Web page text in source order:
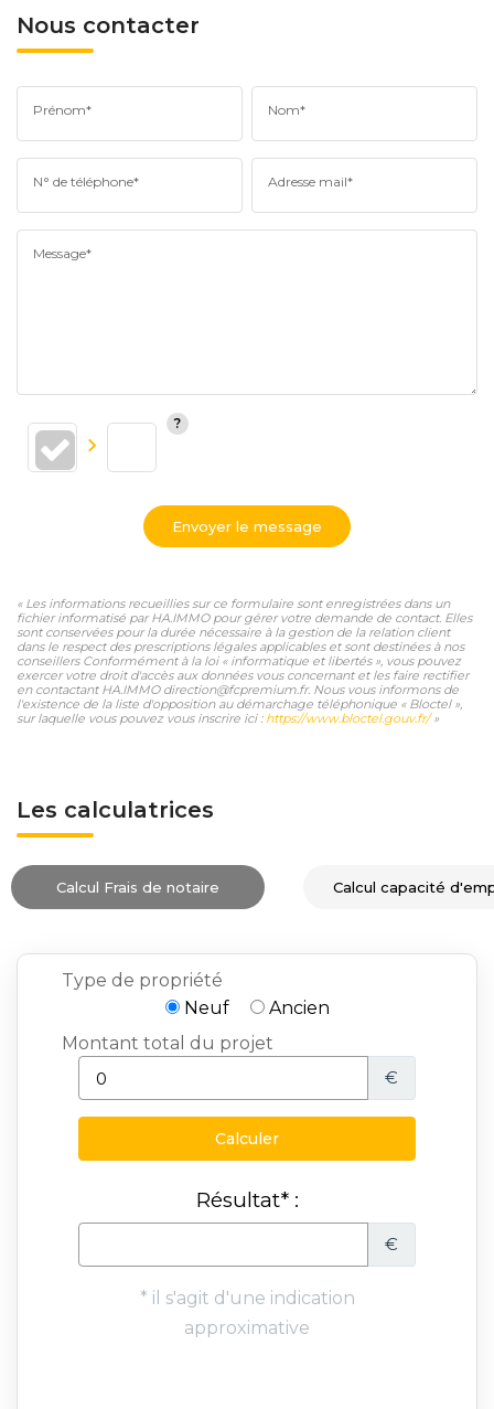
Nous contacter
Prénom* Nom*
N° de téléphone* Adresse mail*
Message*
Envoyer le message
« Les informations recueillies sur ce formulaire sont enregistrées dans un
fichier informatisé par HA.IMMO pour gérer votre demande de contact. Elles
sont conservées pour la durée nécessaire à la gestion de la relation client
dans le respect des prescriptions légales applicables et sont destinées à nos
conseillers Conformément à la loi « informatique et libertés », vous pouvez
exercer votre droit d'accès aux données vous concernant et les faire rectifier
en contactant HA.IMMO direction@fcpremium.fr. Nous vous informons de
l'existence de la liste d'opposition au démarchage téléphonique « Bloctel »,
sur laquelle vous pouvez vous inscrire ici : https://www.bloctel.gouv.fr/»
Les calculatrices
Calcul Frais de notaire Calcul capacité